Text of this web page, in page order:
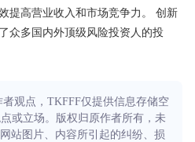
提高营业收入和市场竞争力。 创新
众多国内外顶级风险投资人的投
观点，TKFFF仅提供信息存储空
或立场。版权归原作者所有，未
站图片、内容所引起的纠纷、损